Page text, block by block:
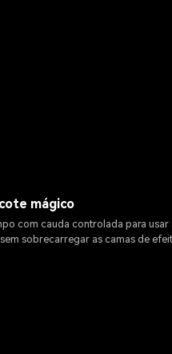
mágico
com cauda controlada para usar
sobrecarregar as camas de